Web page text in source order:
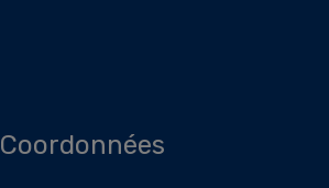
Coordonnées